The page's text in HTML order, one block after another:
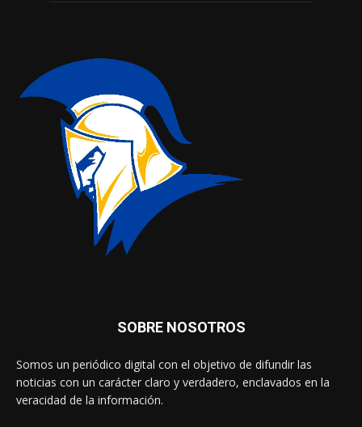
SOBRE NOSOTROS
Somos un periódico digital con el objetivo de difundir las
noticias con un carácter claro y verdadero, enclavados en la
veracidad de la información.